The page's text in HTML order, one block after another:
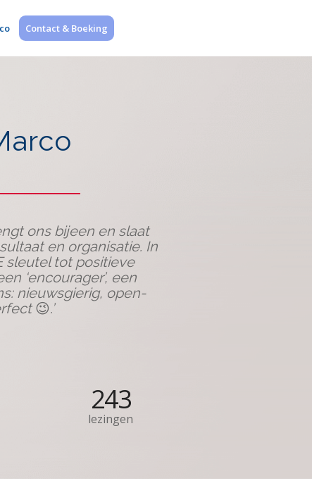
Contact & Boeking
ons bijeen en slaat
en organisatie. In
sleutel tot positieve
‘encourager’, een
nieuwsgierig, open-
😉.’
243
lezingen